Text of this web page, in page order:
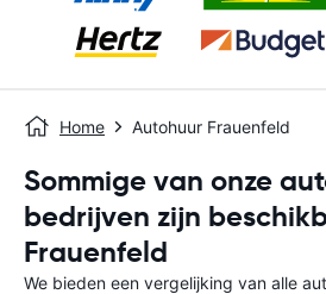
Home Autohuur Frauenfeld
Sommige van onze
bedrijven zijn
Frauenfeld
We bieden een vergelijking van alle